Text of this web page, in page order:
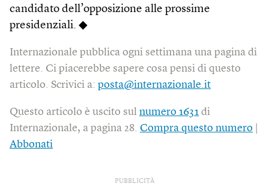
candidato dell’opposizione alle prossime
presidenziali. ◆
Internazionale pubblica ogni settimana una pagina di
lettere. Ci piacerebbe sapere cosa pensi di questo
articolo. Scrivici a: posta@internazionale.it
Questo articolo è uscito sul numero 1631 di
Internazionale, a pagina 28. Compra questo numero
Abbonati
PUBBLICITÀ